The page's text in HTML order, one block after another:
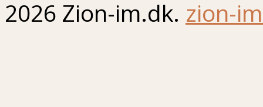
2026 Zion-im.dk. zion-